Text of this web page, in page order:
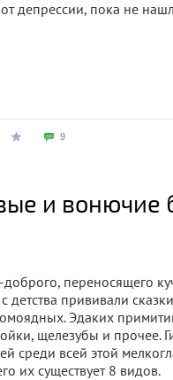
9
и вонючие
переносящего
детства прививали
Эдаких
щелезубы и прочее.
среди всей этой
их существует 8 видов.